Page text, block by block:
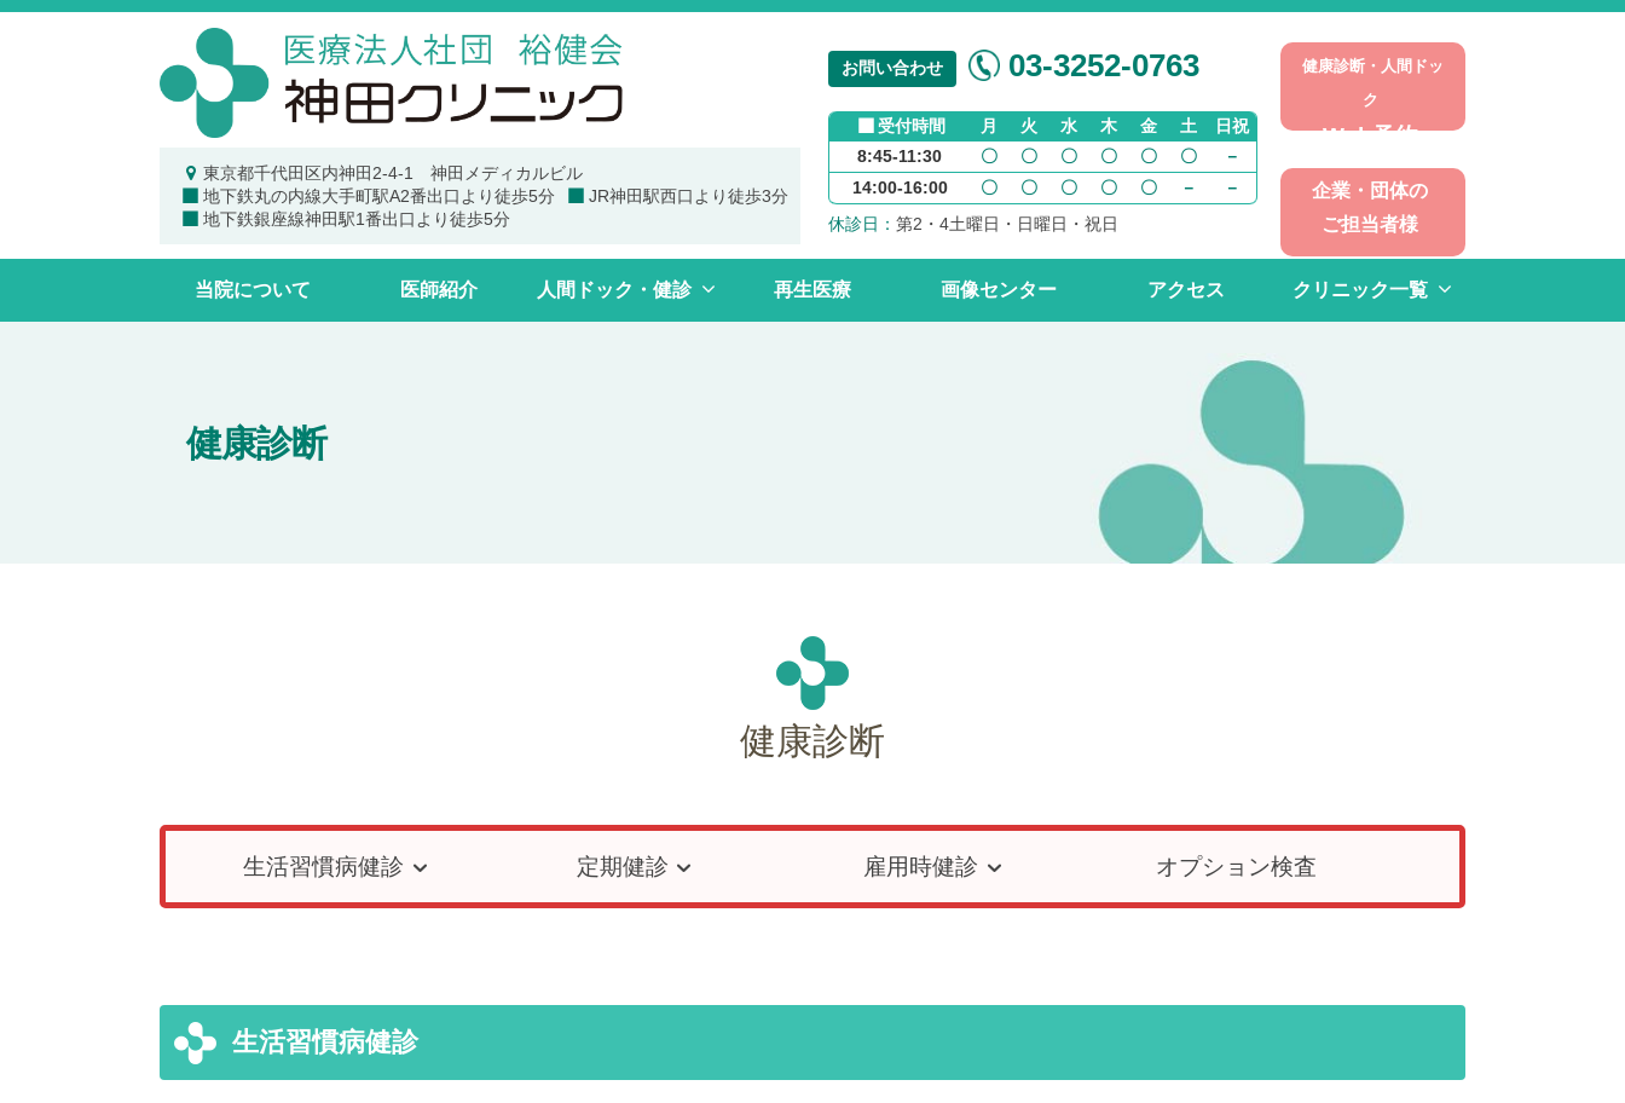
ッ
裕
健
会
田
ク
ニ
東京都千代田区内神田2-4-1 神田メディカルビル
地下鉄丸の内線大手町駅A2番出口より徒歩5分
JR神田駅西口より徒歩3分
地下鉄銀座線神田駅1番出口より徒歩5分
お問い合わせ 03-3252-0763
休診日： 第2・4土曜日・日曜日・祝日
受付時間 月 火 水 木 金 土
日祝
8:45-11:30
〇 〇 〇 〇 〇 〇
－
14:00-16:00
〇 〇 〇 〇 〇 － －
健康診断・人間ドッ
ク
Web予約
企業・団体の
ご担当者様
当院について 医師紹介 人間ドック・健診 再生医療 画像センター アクセス クリニック一覧
健康診断
健康診断
生活習慣病健診 定期健診 雇用時健診 オプション検査
生活習慣病健診